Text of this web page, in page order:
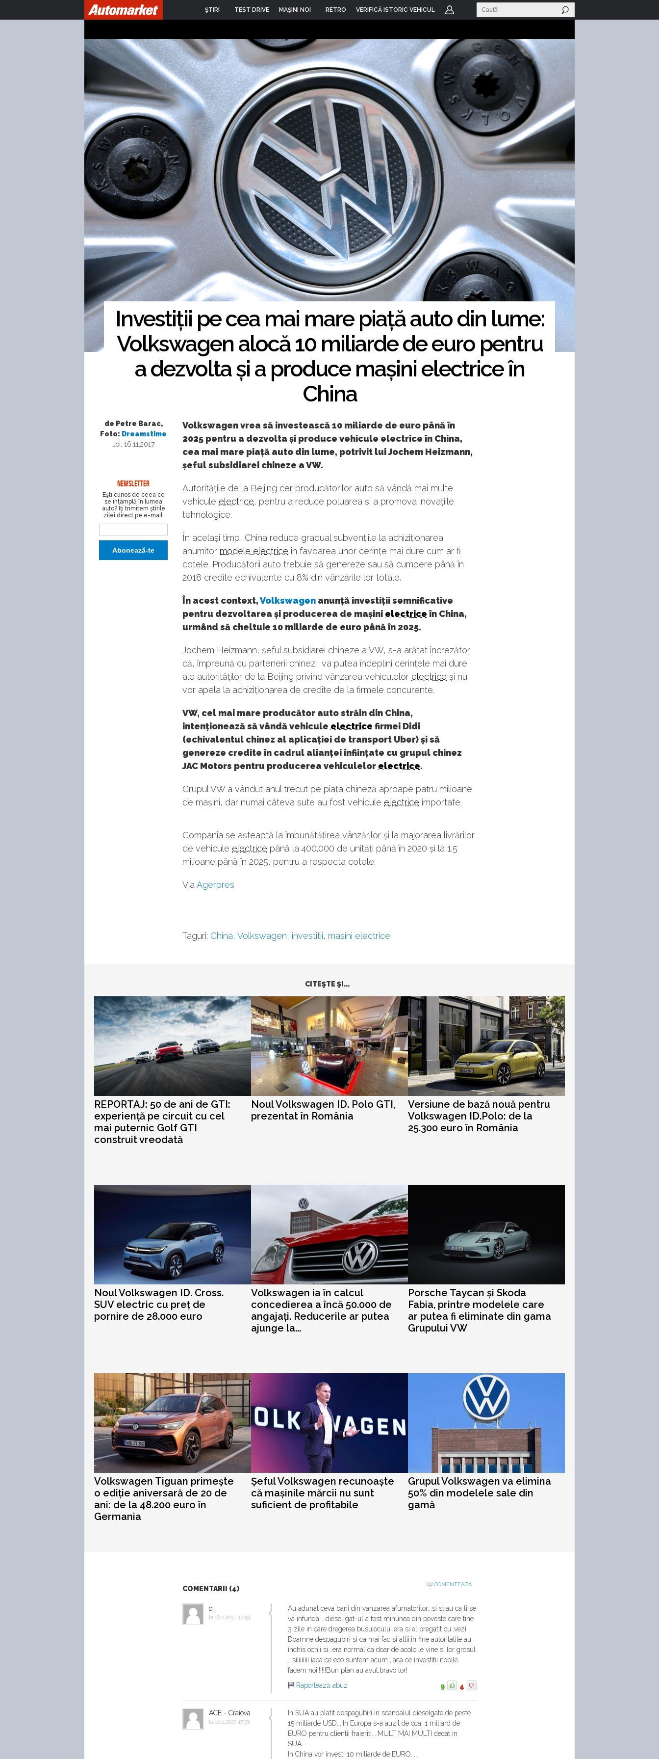
ŞTIRI TEST DRIVE MAŞINI NOI RETRO VERIFICĂ ISTORIC VEHICUL
Investiții pe cea mai mare piață auto din lume:
Volkswagen alocă 10 miliarde de euro pentru
a dezvolta și a produce mașini electrice în
China
de Petre Barac,
Foto: Dreamstime
Joi, 16.11.2017
NEWSLETTER
Eşti curios de ceea ce
se întâmplă în lumea
auto? Îţi trimitem ştirile
zilei direct pe e-mail.
Volkswagen vrea să investească 10 miliarde de euro până în
2025 pentru a dezvolta și produce vehicule electrice în China,
cea mai mare piață auto din lume, potrivit lui Jochem Heizmann,
șeful subsidiarei chineze a VW.
Autoritățile de la Beijing cer producătorilor auto să vândă mai multe
vehicule electrice, pentru a reduce poluarea și a promova inovațiile
tehnologice.
În același timp, China reduce gradual subvențiile la achiziționarea
anumitor modele electrice în favoarea unor cerințe mai dure cum ar fi
cotele. Producătorii auto trebuie să genereze sau să cumpere până în
2018 credite echivalente cu 8% din vânzările lor totale.
În acest context,Volkswagen anunță investiții semnificative
pentru dezvoltarea și producerea de mașini electriceîn China,
urmând să cheltuie 10 miliarde de euro până în 2025.
Jochem Heizmann, șeful subsidiarei chineze a VW, s-a arătat încrezător
că, împreună cu partenerii chinezi, va putea îndeplini cerințele mai dure
ale autorităților de la Beijing privind vânzarea vehiculelor electrice și nu
vor apela la achiziționarea de credite de la firmele concurente.
VW, cel mai mare producător auto străin din China,
intenționează să vândă vehicule electrice firmei Didi
(echivalentul chinez al aplicației de transport Uber) și să
genereze credite în cadrul alianței înființate cu grupul chinez
JAC Motors pentru producerea vehiculelor electrice.
Grupul VW a vândut anul trecut pe piața chineză aproape patru milioane
de mașini, dar numai câteva sute au fost vehicule electrice importate.
Compania se așteaptă la îmbunătățirea vânzărilor și la majorarea livrărilor
de vehicule electrice până la 400.000 de unități până în 2020 și la 1.5
milioane până în 2025, pentru a respecta cotele.
Via Agerpres
Taguri: China, Volkswagen, investitii, masini electrice
CITEŞTE ŞI...
REPORTAJ: 50 de ani de GTI:
experiență pe circuit cu cel
mai puternic Golf GTI
construit vreodată
Noul Volkswagen ID. Polo GTI,
prezentat în România
Versiune de bază nouă pentru
Volkswagen ID.Polo: de la
25.300 euro în România
Noul Volkswagen ID. Cross.
SUV electric cu preț de
pornire de 28.000 euro
Volkswagen ia în calcul
concedierea a încă 50.000 de
angajați. Reducerile ar putea
ajunge la...
Porsche Taycan și Skoda
Fabia, printre modelele care
ar putea fi eliminate din gama
Grupului VW
Volkswagen Tiguan primește
o ediție aniversară de 20 de
ani: de la 48.200 euro în
Germania
Șeful Volkswagen recunoaște
că mașinile mărcii nu sunt
suficient de profitabile
Grupul Volkswagen va elimina
50% din modelele sale din
gamă
COMENTARII (4)
COMENTEAZA
q
la 16.11.2017, 17:43
Au adunat ceva bani din vanzarea afumatorilor...si stiau ca li se
va infunda ...diesel gat-ul a fost minunea din poveste care tine
3 zile in care dregerea busuiocului era si el pregatit cu ,vezi
Doamne despagubiri si ca mai fac si altii,in fine autoritatile au
inchis ochii si...era normal ca doar de acolo le vine si lor grosul
...siiiiiiiii iaca ce eco suntem acum ,iaca ce investitii nobile
facem noi!!!!!!Bun plan au avut,bravo lor!
Raportează abuz
9 4
ACE - Craiova
la 16.11.2017, 17:58
In SUA au platit despagubiri in scandalul dieselgate de peste
15 miliarde USD....In Europa s-a auzit de cca. 1 miliard de
EURO pentru clientii fraieriti....MULT MAI MULTI decat in
SUA...
In China vor investi 10 miliarde de EURO....